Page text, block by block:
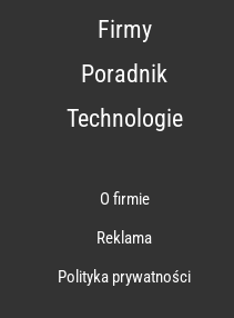
Firmy
Poradnik
Technologie
O firmie
Reklama
Polityka prywatności